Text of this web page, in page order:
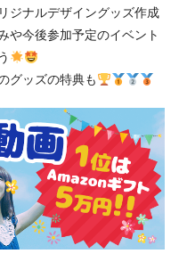
ジナルデザイングッズ作成
や今後参加予定のイベント
グッズの特典も